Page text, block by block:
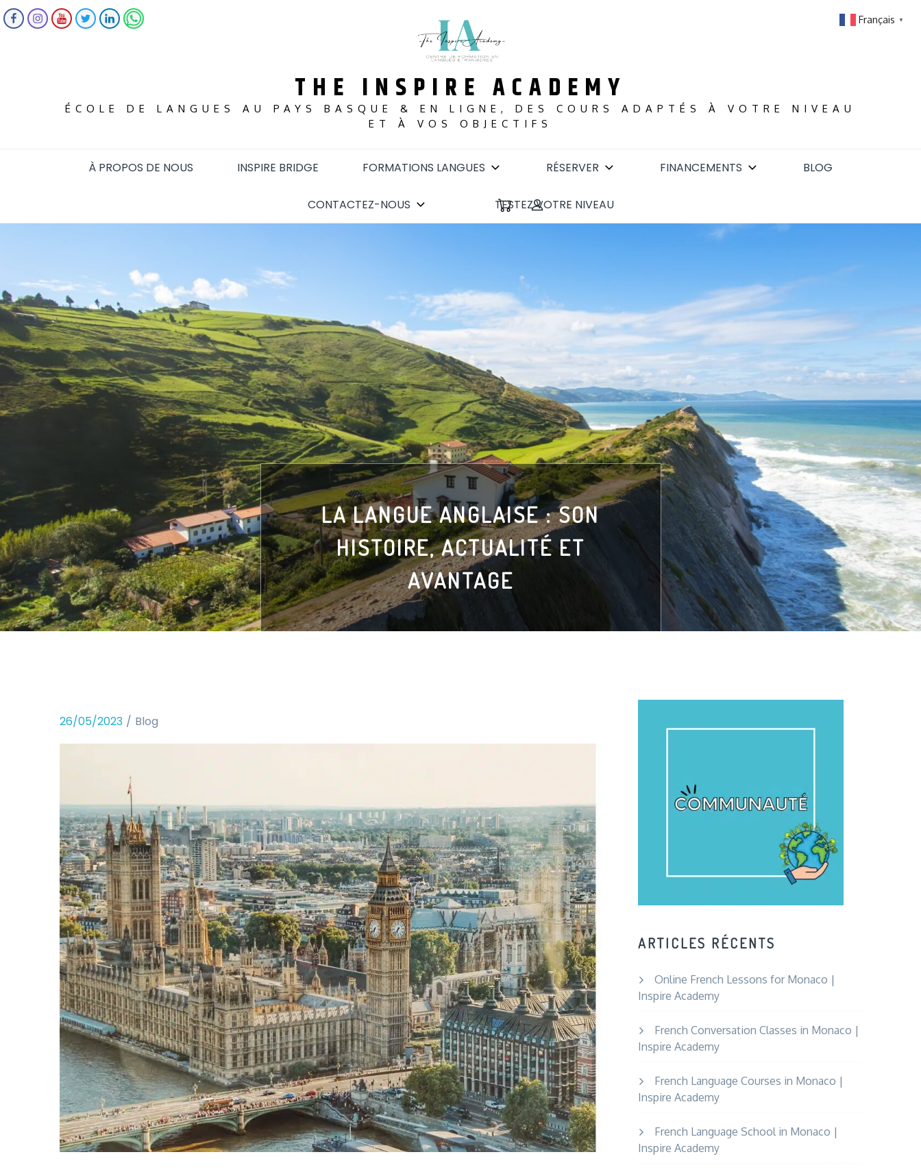
Skip
to
THE INSPIRE ACADEMY
ÉCOLE DE LANGUES AU PAYS BASQUE & EN LIGNE, DES COURS ADAPTÉS À VOTRE NIVEAU
ET À VOS OBJECTIFS
FACEBOOK
INSTAGRAM
YOUTUBE
TWITTERLINKEDINWHATSAPP
À PROPOS DE NOUS INSPIRE BRIDGE FORMATIONS LANGUES RÉSERVER FINANCEMENTS BLOG
CONTACTEZ-NOUS TESTEZ VOTRE NIVEAU
LA LANGUE ANGLAISE : SON
HISTOIRE, ACTUALITÉ ET
AVANTAGE
26/05/2023 Blog
ARTICLES RÉCENTS
Online French Lessons for Monaco |
Inspire Academy
French Conversation Classes in Monaco |
Inspire Academy
French Language Courses in Monaco |
Inspire Academy
French Language School in Monaco |
Inspire Academy
Français ▼